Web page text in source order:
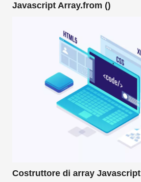
Javascript Array.from ()
Costruttore di array Javascript